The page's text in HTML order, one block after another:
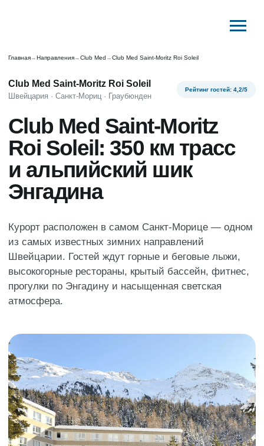
Главная→Направления→Club Med →Club Med Saint-Moritz Roi Soleil
Club Med Saint-Moritz Roi Soleil
Швейцария · Санкт-Мориц · Граубюнден
Рейтинг гостей: 4,2/5
Club Med Saint-Moritz
Roi Soleil: 350 км трасс
и альпийский шик
Энгадина
Курорт расположен в самом Санкт-Морице — одном
из самых известных зимних направлений
Швейцарии. Гостей ждут горные и беговые лыжи,
высокогорные рестораны, крытый бассейн, фитнес,
прогулки по Энгадину и насыщенная светская
атмосфера.